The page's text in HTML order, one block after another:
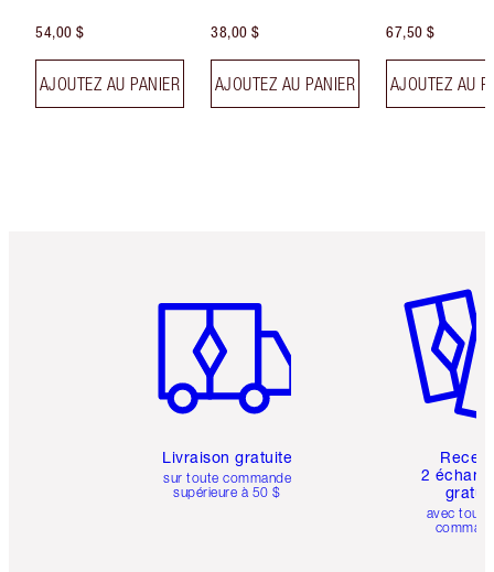
54,00 $
AJOUTEZ AU PANIER
38,00 $
AJOUTEZ AU PANIER
67,50 $
AJOUTEZ AU
Livraison gratuite
sur toute commande
supérieure à 50 $
2
avec